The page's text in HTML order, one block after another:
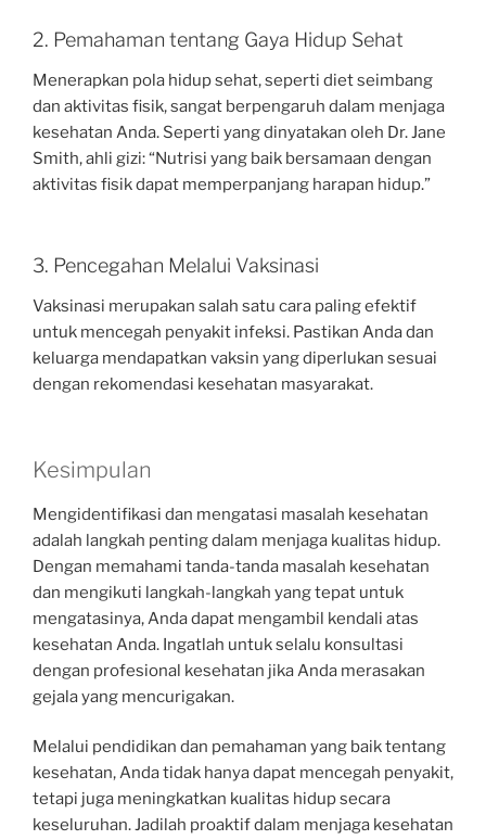
2. Pemahaman tentang Gaya Hidup Sehat
Menerapkan pola hidup sehat, seperti diet seimbang
dan aktivitas fisik, sangat berpengaruh dalam menjaga
kesehatan Anda. Seperti yang dinyatakan oleh Dr. Jane
Smith, ahli gizi: “Nutrisi yang baik bersamaan dengan
aktivitas fisik dapat memperpanjang harapan hidup.”
3. Pencegahan Melalui Vaksinasi
Vaksinasi merupakan salah satu cara paling efektif
untuk mencegah penyakit infeksi. Pastikan Anda dan
keluarga mendapatkan vaksin yang diperlukan sesuai
dengan rekomendasi kesehatan masyarakat.
Kesimpulan
Mengidentifikasi dan mengatasi masalah kesehatan
adalah langkah penting dalam menjaga kualitas hidup.
Dengan memahami tanda-tanda masalah kesehatan
dan mengikuti langkah-langkah yang tepat untuk
mengatasinya, Anda dapat mengambil kendali atas
kesehatan Anda. Ingatlah untuk selalu konsultasi
dengan profesional kesehatan jika Anda merasakan
gejala yang mencurigakan.
Melalui pendidikan dan pemahaman yang baik tentang
kesehatan, Anda tidak hanya dapat mencegah penyakit,
tetapi juga meningkatkan kualitas hidup secara
keseluruhan. Jadilah proaktif dalam menjaga kesehatan